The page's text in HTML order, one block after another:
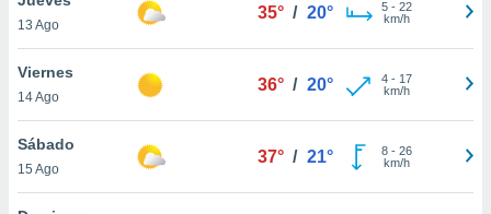
cookies
aceptar
13 Ago
35° / 20° 5- 22
km/h
Viernes
14 Ago
36° / 20° 4- 17
km/h
Sábado
15 Ago
37° / 21° 8- 26
km/h